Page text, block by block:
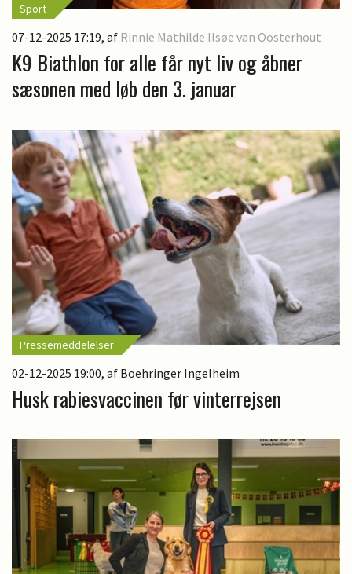
Sport
07-12-2025 17:19, af Rinnie Mathilde Ilsøe van Oosterhout
K9 Biathlon for alle får nyt liv og åbner
sæsonen med løb den 3. januar
Pressemeddelelser
02-12-2025 19:00, af Boehringer Ingelheim
Husk rabiesvaccinen før vinterrejsen